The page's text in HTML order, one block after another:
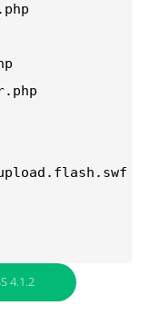
4.1.2